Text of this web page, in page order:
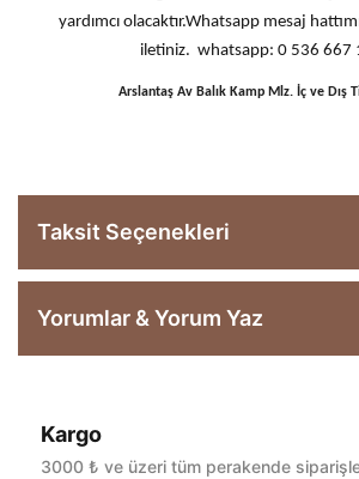
yardımcı olacaktır.Whatsapp mesaj
iletiniz. whatsapp: 0 536 667
Arslantaş Av Balık Kamp Mlz. İç ve Dış
Taksit Seçenekleri
Yorumlar & Yorum Yaz
Bu ürüne ilk yorumu siz
Kargo
3000 ₺ ve üzeri tüm perakende